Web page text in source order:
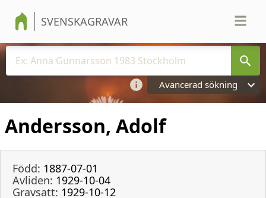
SVENSKAGRAVAR
Avancerad sökning
Andersson, Adolf
Född: 1887-07-01
Avliden: 1929-10-04
Gravsatt: 1929-10-12